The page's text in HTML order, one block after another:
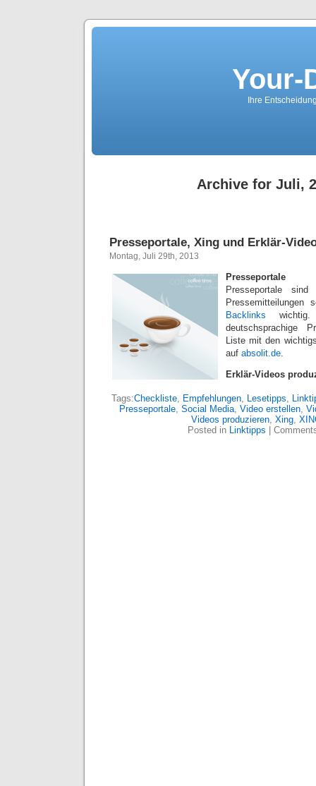
Your-
Ihre
Archive for Juli,
Presseportale, Xing und Erklär-
Montag, Juli 29th, 2013
Presseportale
Presseportale
Backlinks
deutschsprachige
Liste mit den
auf absolit.de.‬‬
Erklär-Videos
Tags:Checkliste, Empfehlungen, Lesetipps,
Presseportale, Social Media, Video erstellen,
Videos produzieren, Xing,
Posted in Linktipps